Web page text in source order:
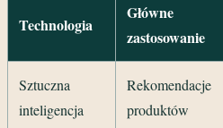
Technologia
Główne
zastosowanie
Sztuczna
inteligencja
Rekomendacje
produktów